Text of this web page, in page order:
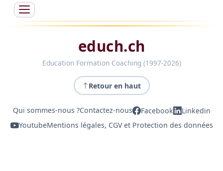
educh.ch
Education Formation Coaching (1997-2026)
Retour en haut
Qui sommes-nous ?Contactez-nous Facebook
Linkedin
YoutubeMentions légales, CGV et Protection des données